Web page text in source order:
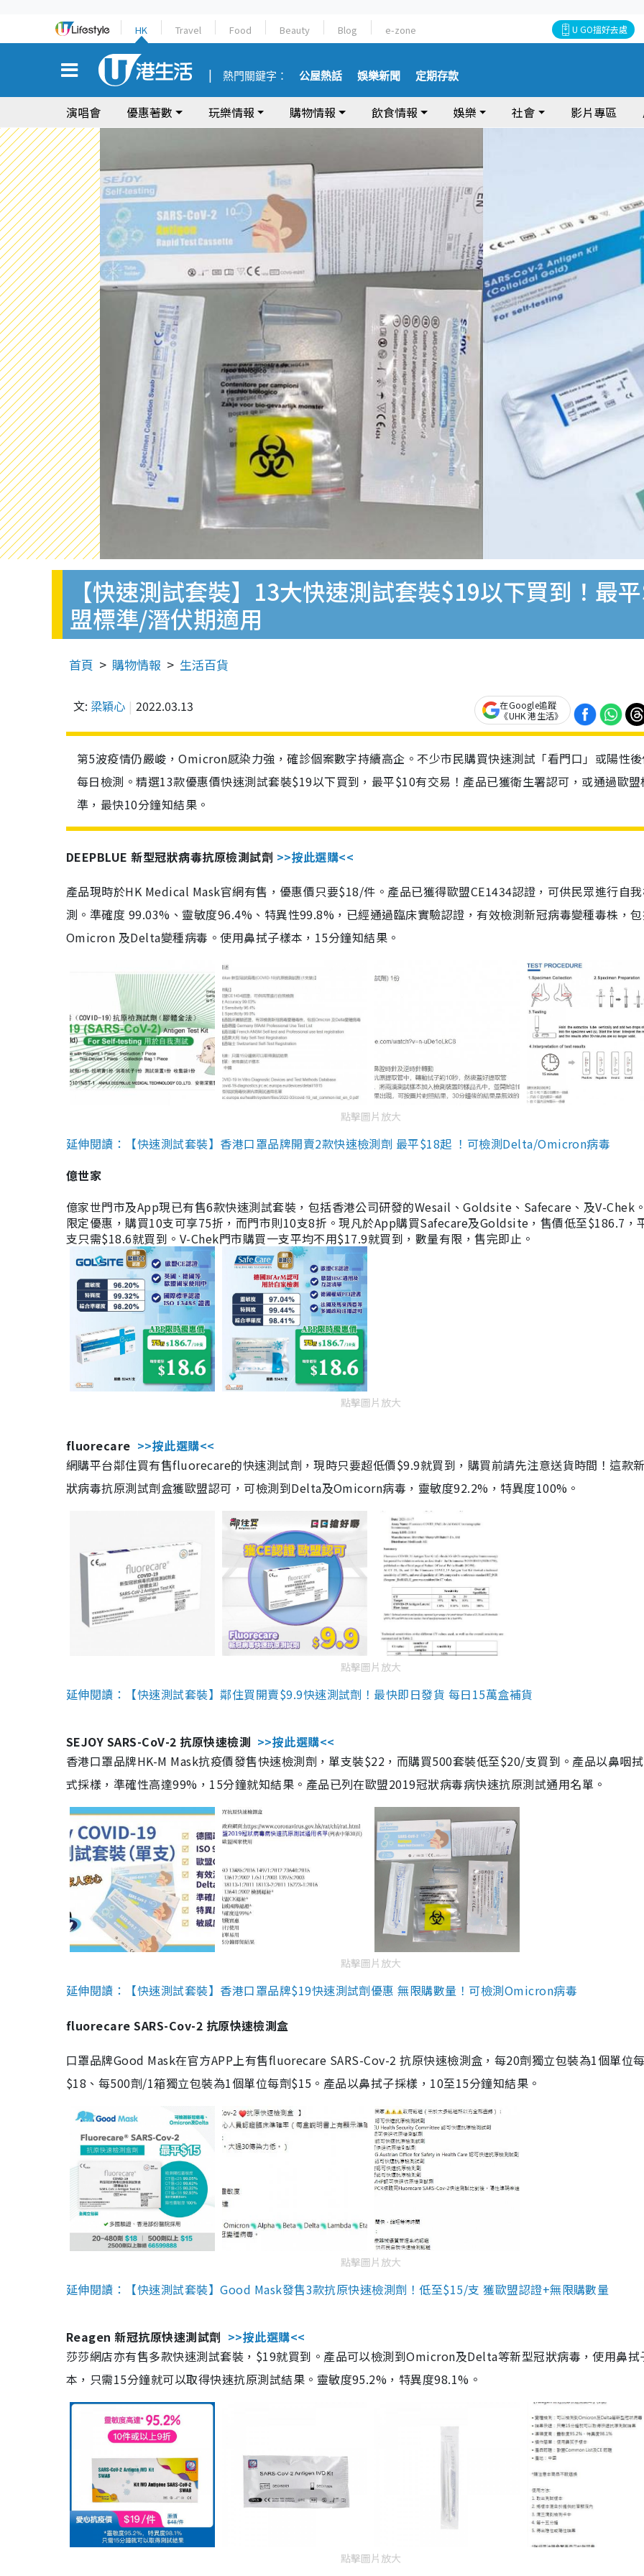
HK Travel Food Beauty Blog e-zone U GO搵好去處
熱門關鍵字： 公屋熱話 娛樂新聞 定期存款
演唱會 優惠著數 玩樂情報 購物情報 飲食情報 娛樂 社會 影片專區
【快速測試套裝】13大快速測試套裝$19以下買到！最
盟標準/潛伏期適用
首頁 購物情報 生活百貨
文: 梁穎心 2022.03.13
在Google追蹤
《UHK 港生活》
第5波疫情仍嚴峻，Omicron感染力強，確診個案數字持續高企。不少市民購買快速測試「看門口」或陽性
每日檢測。精選13款優惠價快速測試套裝$19以下買到，最平$10有交易！產品已獲衛生署認可，或通過歐盟
準，最快10分鐘知結果。
DEEPBLUE 新型冠狀病毒抗原檢測試劑 >>按此選購<<
產品現時於HK Medical Mask官網有售，優惠價只要$18/件。產品已獲得歐盟CE1434認證，可供民眾進行自
測。準確度 99.03%、靈敏度96.4%、特異性99.8%，已經通過臨床實驗認證，有效檢測新冠病毒變種毒株，
Omicron 及Delta變種病毒。使用鼻拭子樣本，15分鐘知結果。
點擊圖片放大
延伸閱讀：【快速測試套裝】香港口罩品牌開賣2款快速檢測劑 最平$18起 ！可檢測Delta/Omicron病毒
億世家
億家世門市及App現已有售6款快速測試套裝，包括香港公司研發的Wesail、Goldsite、Safecare、及V-Chek
限定優惠，購買10支可享75折，而門市則10支8折。現凡於App購買Safecare及Goldsite，售價低至$186.7，
支只需$18.6就買到。V-Chek門市購買一支平均不用$17.9就買到，數量有限，售完即止。
點擊圖片放大
fluorecare >>按此選購<<
網購平台鄰住買有售fluorecare的快速測試劑，現時只要超低價$9.9就買到，購買前請先注意送貨時間！這款
狀病毒抗原測試劑盒獲歐盟認可，可檢測到Delta及Omicorn病毒，靈敏度92.2%，特異度100%。
點擊圖片放大
延伸閱讀：【快速測試套裝】鄰住買開賣$9.9快速測試劑！最快即日發貨 每日15萬盒補貨
SEJOY SARS-CoV-2 抗原快速檢測 >>按此選購<<
香港口罩品牌HK-M Mask抗疫價發售快速檢測劑，單支裝$22，而購買500套裝低至$20/支買到。產品以鼻咽
式採樣，準確性高達99%，15分鐘就知結果。產品已列在歐盟2019冠狀病毒病快速抗原測試通用名單。
點擊圖片放大
延伸閱讀：【快速測試套裝】香港口罩品牌$19快速測試劑優惠 無限購數量！可檢測Omicron病毒
fluorecare SARS-Cov-2 抗原快速檢測盒
口罩品牌Good Mask在官方APP上有售fluorecare SARS-Cov-2 抗原快速檢測盒，每20劑獨立包裝為1個單位
$18、每500劑/1箱獨立包裝為1個單位每劑$15。產品以鼻拭子採樣，10至15分鐘知結果。
點擊圖片放大
延伸閱讀：【快速測試套裝】Good Mask發售3款抗原快速檢測劑！低至$15/支 獲歐盟認證+無限購數量
Reagen 新冠抗原快速測試劑 >>按此選購<<
莎莎網店亦有售多款快速測試套裝，$19就買到。產品可以檢測到Omicron及Delta等新型冠狀病毒，使用鼻拭
本，只需15分鐘就可以取得快速抗原測試結果。靈敏度95.2%，特異度98.1%。
點擊圖片放大